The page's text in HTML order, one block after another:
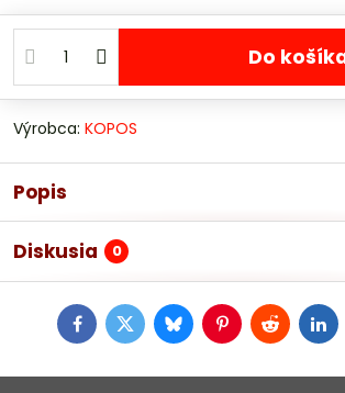
Do
Výrobca: KOPOS
Popis
Diskusia 0
FacebookTwitterBlueskyPinterestReddit